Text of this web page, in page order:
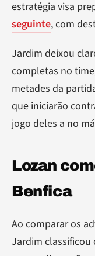
estratégia visa
seguinte, com
Jardim deixou
completas no
metades da
que iniciarão
jogo deles a no
Lozan
Benfica
Ao comparar os
Jardim classificou